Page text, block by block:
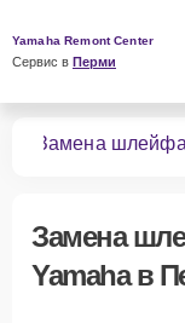
Yamaha Remont Center
Сервис в Перми
Замена шлейфа
Замена
Yamaha в